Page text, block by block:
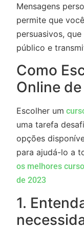
Mensagens
permite que
persuasivos,
público e
Como
Online
Escolher um
uma tarefa
opções
para ajudá-lo a
os melhores
de 2023
1.